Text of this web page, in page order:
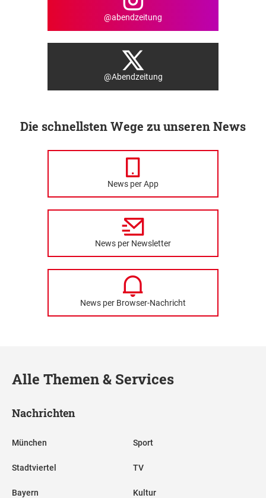
@abendzeitung
@Abendzeitung
Die schnellsten Wege zu unseren News
News per App
News per Newsletter
News per Browser-Nachricht
Alle Themen & Services
Nachrichten
München
Stadtviertel
Bayern
Sport
TV
Kultur